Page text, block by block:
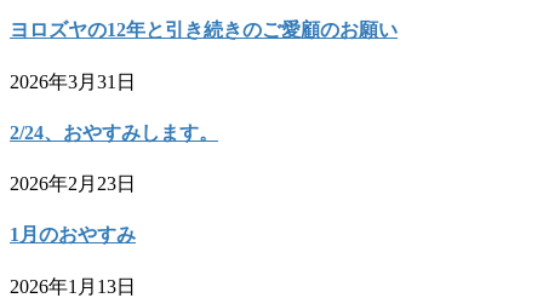
ヨロズヤの12年と引き続きのご愛顧のお願い
2026年3月31日
2/24、おやすみします。
2026年2月23日
1月のおやすみ
2026年1月13日